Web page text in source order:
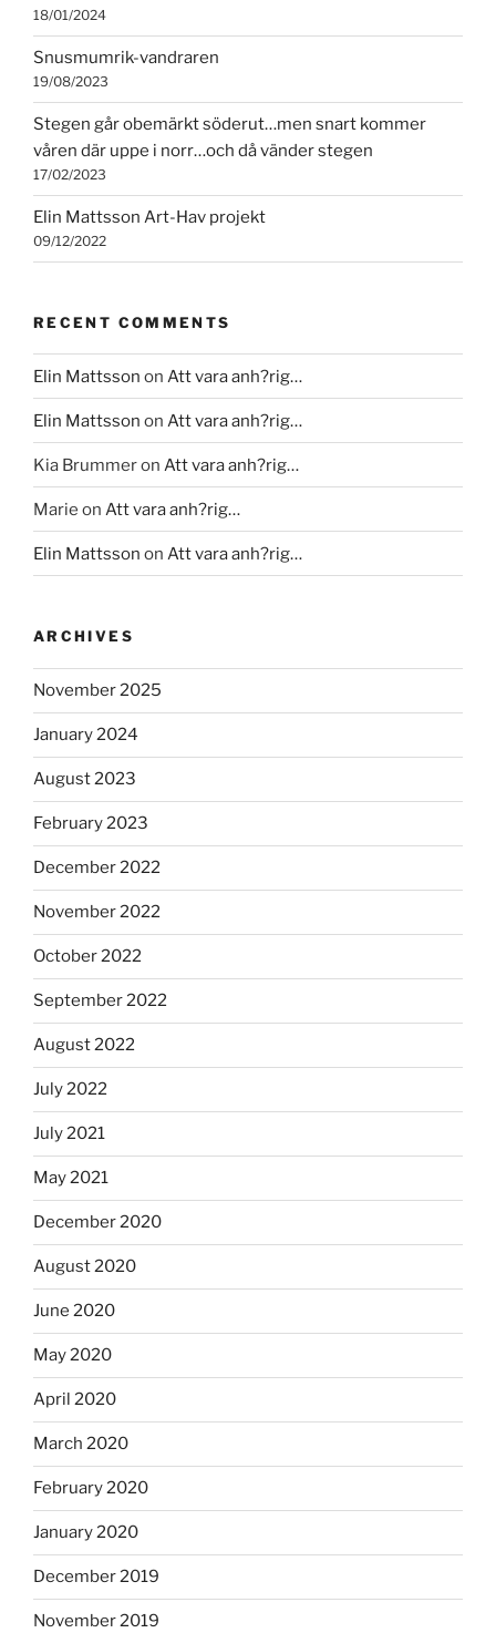
18/01/2024
Snusmumrik-vandraren
19/08/2023
Stegen går obemärkt söderut…men snart kommer
våren där uppe i norr…och då vänder stegen
17/02/2023
Elin Mattsson Art-Hav projekt
09/12/2022
RECENT COMMENTS
Elin Mattsson on Att vara anh?rig…
Elin Mattsson on Att vara anh?rig…
Kia Brummeron Att vara anh?rig…
Marie on Att vara anh?rig…
Elin Mattsson on Att vara anh?rig…
ARCHIVES
November 2025
January 2024
August 2023
February 2023
December 2022
November 2022
October 2022
September 2022
August 2022
July 2022
July 2021
May 2021
December 2020
August 2020
June 2020
May 2020
April 2020
March 2020
February 2020
January 2020
December 2019
November 2019